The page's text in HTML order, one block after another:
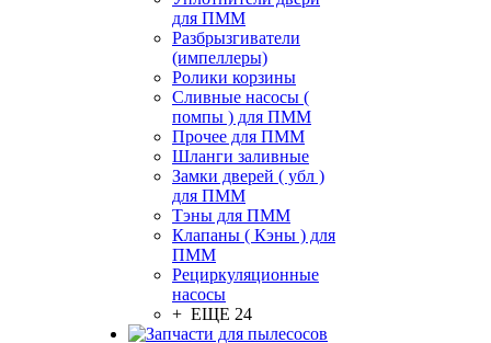
для ПММ
Разбрызгиватели
(импеллеры)
Ролики корзины
Сливные насосы (
помпы ) для ПММ
Прочее для ПММ
Шланги заливные
Замки дверей ( убл )
для ПММ
Тэны для ПММ
Клапаны ( Кэны ) для
ПММ
Рециркуляционные
насосы
+ ЕЩЕ 24